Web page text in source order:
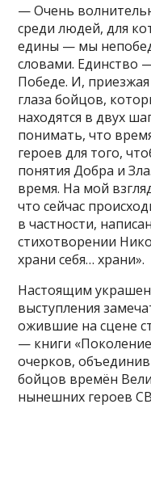
— Очень
среди людей, для
едины — мы
словами. Единство
Победе. И,
глаза бойцов,
находятся в двух
понимать, что
героев для того,
понятия Добра и
время. На мой
что сейчас
в частности,
стихотворении
храни себя… храни».
Настоящим
выступления
ожившие на сцене
— книги
очерков,
бойцов времён
нынешних героев